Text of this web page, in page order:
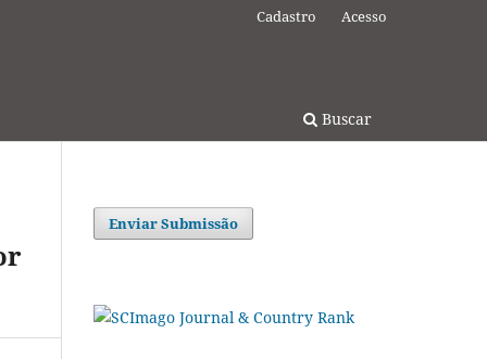
Buscar
Cadastro Acesso
Enviar Submissão